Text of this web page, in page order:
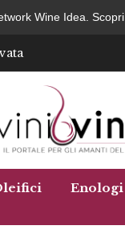
Wine Idea.
Enologi